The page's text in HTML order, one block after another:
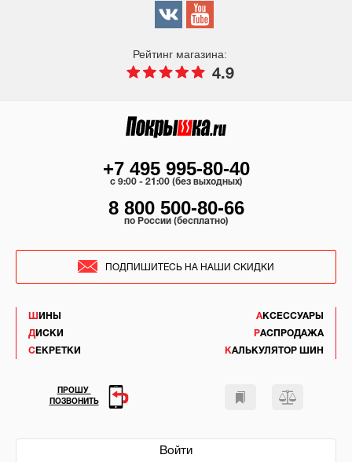
Рейтинг магазина:
4.9
ШИНЫ
ДИСКИ
СЕКРЕТКИ
АКСЕССУАРЫ
РАСПРОДАЖА
КАЛЬКУЛЯТОР ШИН
Войти
+7 495 995-80-40
c 9:00 - 21:00 (без выходных)
8 800 500-80-66
по России (бесплатно)
ПОДПИШИТЕСЬ НА НАШИ СКИДКИ
ПРОШУ
ПОЗВОНИТЬ